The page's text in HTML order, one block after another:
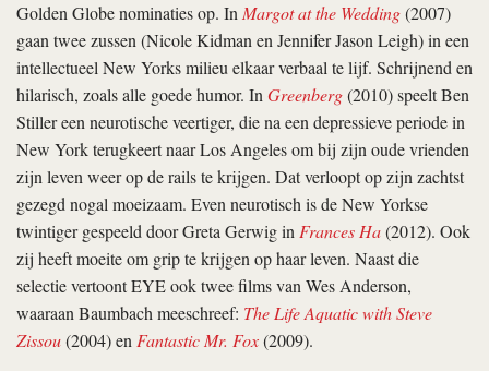
Golden Globe nominaties op. InMargot at the Wedding(2007)
gaan twee zussen (Nicole Kidman en Jennifer Jason Leigh) in een
intellectueel New Yorks milieu elkaar verbaal te lijf. Schrijnend en
hilarisch, zoals alle goede humor. InGreenberg(2010) speelt Ben
Stiller een neurotische veertiger, die na een depressieve periode in
New York terugkeert naar Los Angeles om bij zijn oude vrienden
zijn leven weer op de rails te krijgen. Dat verloopt op zijn zachtst
gezegd nogal moeizaam. Even neurotisch is de New Yorkse
twintiger gespeeld door Greta Gerwig inFrances Ha(2012). Ook
zij heeft moeite om grip te krijgen op haar leven. Naast die
selectie vertoont EYE ook twee films van Wes Anderson,
waaraan Baumbach meeschreef: The Life Aquatic with Steve
Zissou(2004) enFantastic Mr. Fox(2009).